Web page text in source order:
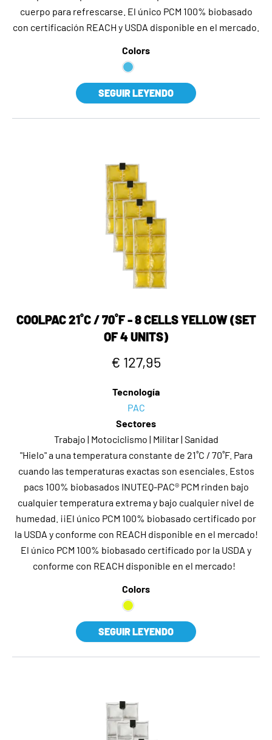
cuerpo para refrescarse. El único PCM 100% biobasado
con certificación REACH y USDA disponible en el mercado.
Colors
SEGUIR LEYENDO
COOLPAC 21˚C / 70˚F - 8 CELLS YELLOW (SET
OF 4 UNITS)
€ 127,95
Tecnología
PAC
Sectores
Trabajo | Motociclismo | Militar | Sanidad
"Hielo" a una temperatura constante de 21˚C / 70˚F. Para
cuando las temperaturas exactas son esenciales. Estos
pacs 100% biobasados INUTEQ-PAC® PCM rinden bajo
cualquier temperatura extrema y bajo cualquier nivel de
humedad. ¡¡El único PCM 100% biobasado certificado por
la USDA y conforme con REACH disponible en el mercado!
El único PCM 100% biobasado certificado por la USDA y
conforme con REACH disponible en el mercado!
Colors
SEGUIR LEYENDO